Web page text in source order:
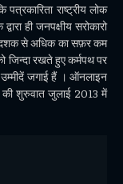
राष्ट्रीय लोक
ही जनपक्षीय सरोकारो
दशक से अधिक का सफ़र कम
जिन्दा रखते हुए कर्मपथ पर
जगाई हैं । ऑनलाइन
की शुरुवात जुलाई 2013 में